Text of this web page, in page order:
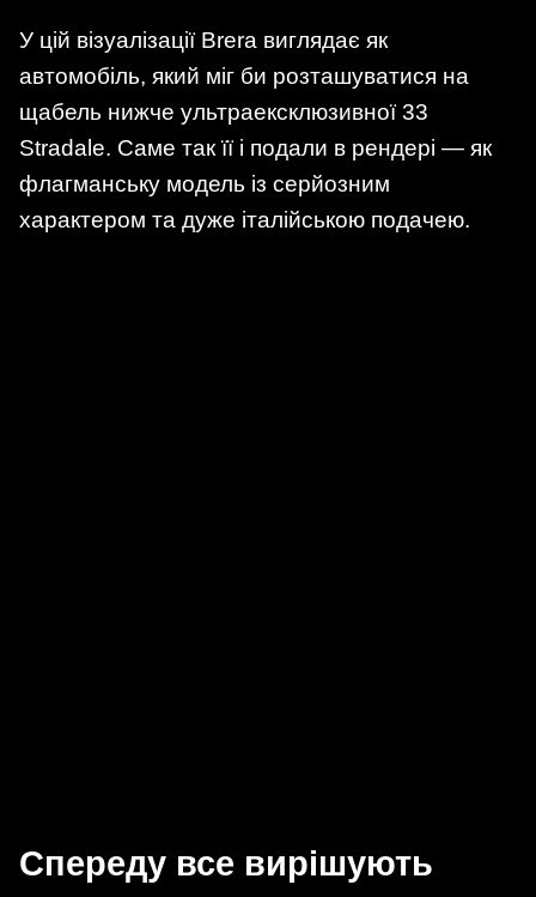
У цій візуалізації Brera виглядає як
автомобіль, який міг би розташуватися на
щабель нижче ультраексклюзивної 33
Stradale. Саме так її і подали в рендері — як
флагманську модель із серйозним
характером та дуже італійською подачею.
Спереду все вирішують